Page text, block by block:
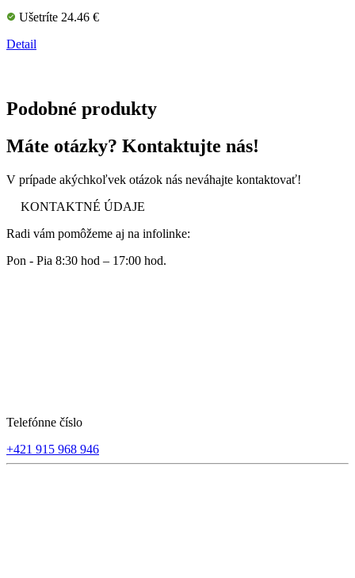
Ušetríte 24.46 €
Detail
Podobné produkty
Máte otázky? Kontaktujte nás!
V prípade akýchkoľvek otázok nás neváhajte kontaktovať!
KONTAKTNÉ ÚDAJE
Radi vám pomôžeme aj na infolinke:
Pon - Pia 8:30 hod – 17:00 hod.
Telefónne číslo
+421 915 968 946